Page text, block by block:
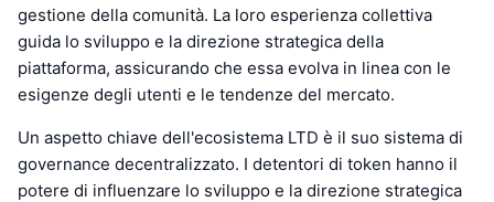
gestione della comunità. La loro esperienza collettiva
guida lo sviluppo e la direzione strategica della
piattaforma, assicurando che essa evolva in linea con le
esigenze degli utenti e le tendenze del mercato.
Un aspetto chiave dell'ecosistema LTD è il suo sistema di
governance decentralizzato. I detentori di token hanno il
potere di influenzare lo sviluppo e la direzione strategica